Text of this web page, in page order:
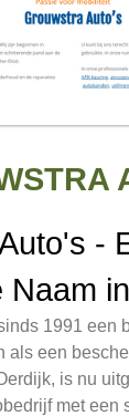
-
Naam
1991 een
als een
is nu
met een